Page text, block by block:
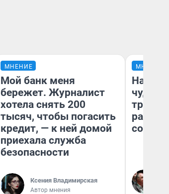
МНЕНИЕ
Мой банк меня
бережет. Журналист
хотела снять 200
тысяч, чтобы погасить
кредит, — к ней домой
приехала служба
безопасности
Ксения Владимирская
Автор мнения
МНЕНИЕ
чудом